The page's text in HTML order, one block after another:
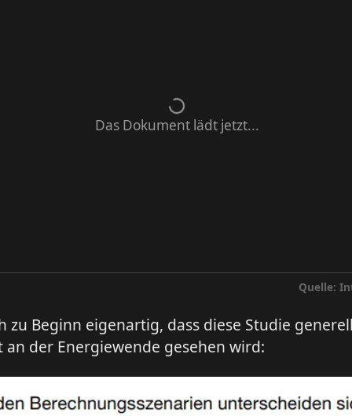
Das Dokument lädt jetzt...
Quelle:
zu Beginn eigenartig, dass diese Studie
der Energiewende gesehen wird: